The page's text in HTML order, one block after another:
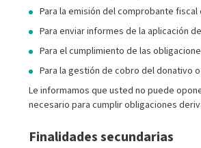
Para la emisión del comprobante
Para enviar informes de la aplicación
Para el cumplimiento de las
Para la gestión de cobro del donativo
Le informamos que usted no puede
necesario para cumplir obligaciones
Finalidades secundarias